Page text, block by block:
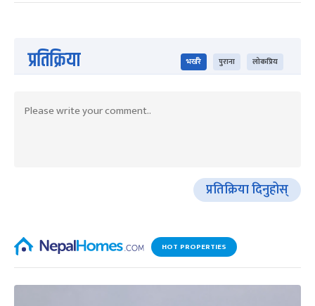
प्रतिक्रिया भर्खरै पुराना लोकप्रिय
प्रतिक्रिया दिनुहोस्
HOT PROPERTIES